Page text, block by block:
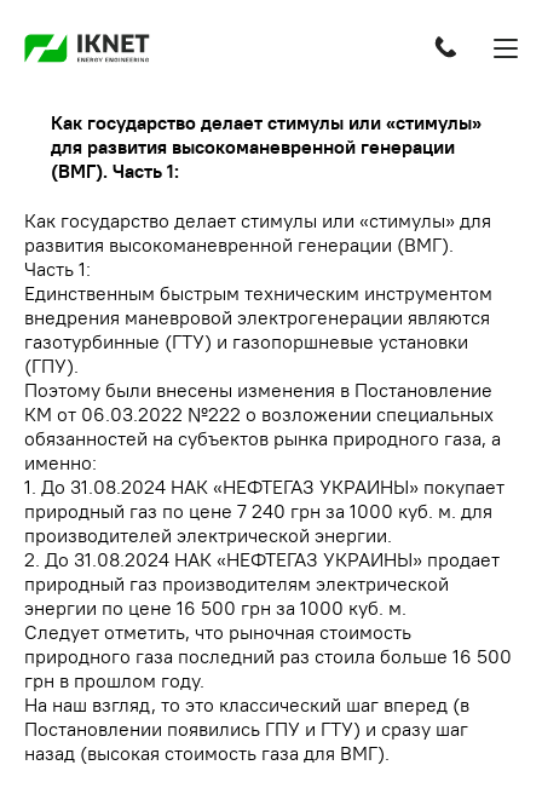
Как государство делает стимулы или «стимулы»
для развития высокоманевренной генерации
(ВМГ). Часть 1:
Как государство делает стимулы или «стимулы» для
развития высокоманевренной генерации (ВМГ).
Часть 1:
Единственным быстрым техническим инструментом
внедрения маневровой электрогенерации являются
газотурбинные (ГТУ) и газопоршневые установки
(ГПУ).
Поэтому были внесены изменения в Постановление
КМ от 06.03.2022 №222 о возложении специальных
обязанностей на субъектов рынка природного газа, а
именно:
1. До 31.08.2024 НАК «НЕФТЕГАЗ УКРАИНЫ» покупает
природный газ по цене 7 240 грн за 1000 куб. м. для
производителей электрической энергии.
2. До 31.08.2024 НАК «НЕФТЕГАЗ УКРАИНЫ» продает
природный газ производителям электрической
энергии по цене 16 500 грн за 1000 куб. м.
Следует отметить, что рыночная стоимость
природного газа последний раз стоила больше 16 500
грн в прошлом году.
На наш взгляд, то это классический шаг вперед (в
Постановлении появились ГПУ и ГТУ) и сразу шаг
назад (высокая стоимость газа для ВМГ).